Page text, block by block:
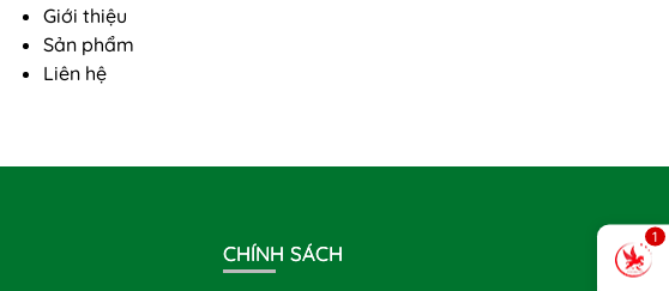
Giới thiệu
Sản phẩm
Liên hệ
1
CHÍNH SÁCH